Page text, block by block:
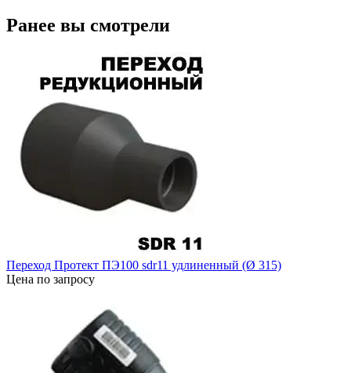
Ранее вы смотрели
Переход Протект ПЭ100 sdr11 удлиненный (Ø 315)
Цена по запросу